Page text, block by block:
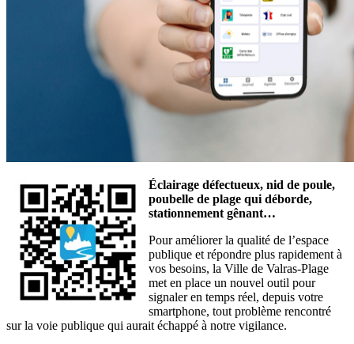
L'application mobile IntraMuros
Éclairage défectueux, nid de poule,
poubelle de plage qui déborde,
stationnement gênant…
Pour améliorer la qualité de l’espace
publique et répondre plus rapidement à
vos besoins, la Ville de Valras-Plage
met en place un nouvel outil pour
signaler en temps réel, depuis votre
smartphone, tout problème rencontré
sur la voie publique qui aurait échappé à notre vigilance.